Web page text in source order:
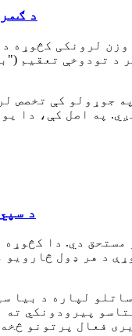
د
لرونکی کڅوړه
د تودوخې تعقیم
جوړولو کې تخصص
په اصل کې، دا
د
دي. دا
د هر ډول
لپاره د بیا
پیرودونکي ته
فعال پرتونو